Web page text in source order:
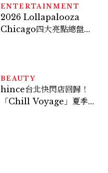
ENTERTAINMENT
2026 Lollapalooza
Chicago四大亮點總盤
BEAUTY
hince台北快閃店回歸！
「Chill Voyage」夏季限